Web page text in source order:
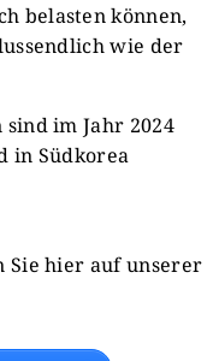
belasten können,
wie der
im Jahr 2024
in Südkorea
Sie hier auf unserer